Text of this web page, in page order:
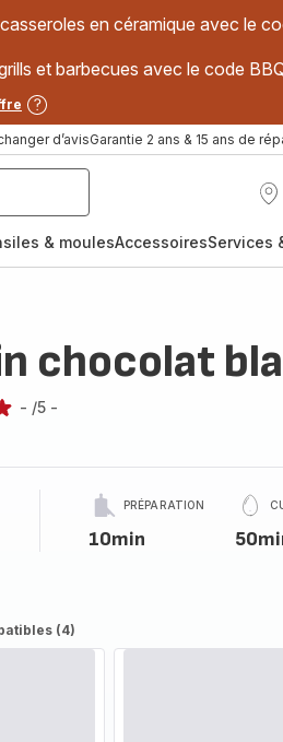
en céramique avec le
et barbecues avec le code
d’avisGarantie 2 ans & 15 ans de
& moulesAccessoiresServices
chocolat
- /5 -
PRÉPARATION
10min
(4)